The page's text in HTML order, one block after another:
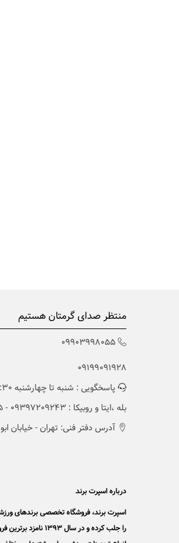
منتظر صدای گرمتان هستیم
09903998055
09199091928
پاسخگویی : شنبه تا چهارشنبه 10:30 تا 18
بله ،ایتا و روبیکا : 09397209243 - 09903998055
آدرس دفتر فنی: تهران - خیابان ابو
درباره اسپرت برند
را جلب کرده و